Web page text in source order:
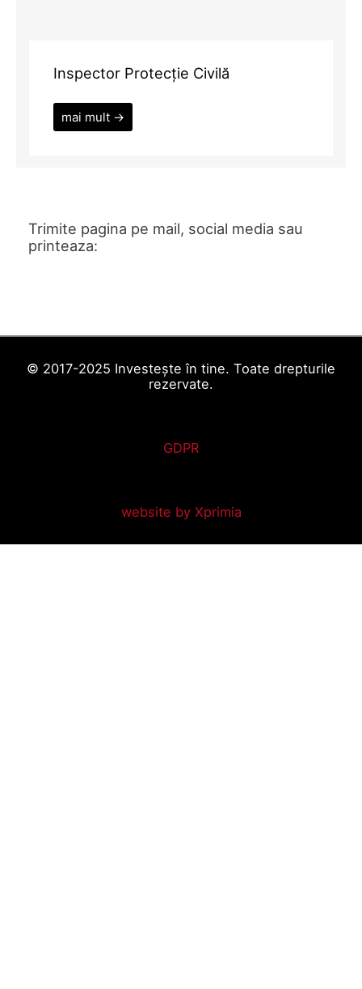
Inspector Protecție Civilă
mai mult →
Trimite pagina pe mail, social media sau
printeaza:
© 2017-2025 Investește în tine. Toate drepturile
rezervate.
GDPR
website by Xprimia